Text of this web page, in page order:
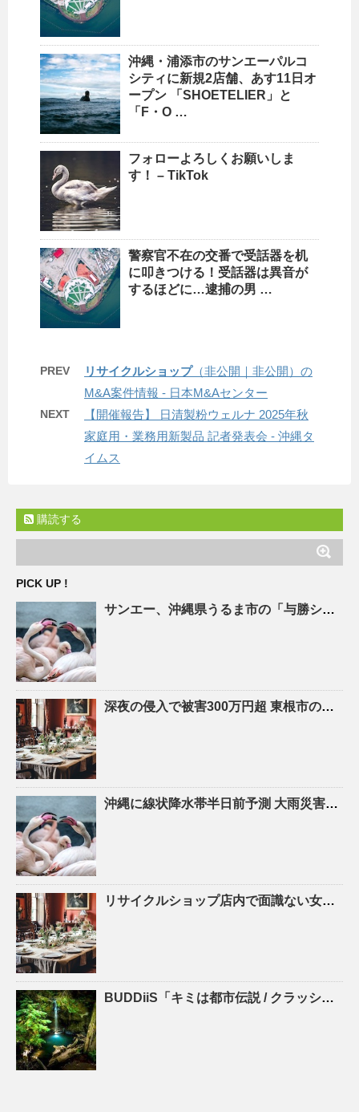
沖縄 ・浦添市のサンエーパルコ
シティに新規2店舗、あす11日オ
ープン 「SHOETELIER」と
「F・O …
フォローよろしくお願いしま
す！ – TikTok
警察官不在の交番で受話器を机
に叩きつける！受話器は異音が
するほどに…逮捕の男 …
PREV リサイクルショップ（非公開｜非公開）の
M&A案件情報 - 日本M&Aセンター
NEXT
【開催報告】 日清製粉ウェルナ 2025年秋
家庭用・業務用新製品 記者発表会 - 沖縄タ
イムス
購読する
PICK UP !
サンエー、 沖縄県うるま市の「与勝シティ」でZEB Ready認証を取得 | 流通・小売業界で働く人の …
深夜の侵入で被害300万円超 東根市の
リサ
沖縄に線状降水帯半日前予測 大雨災害の危険度が急激に高まる恐れ 気象庁 | khb東日本放送
リサイクルショップ店内で面識ない女子高校生の首をシャープペンシルで刺す 41歳の男を殺人未遂 …
BUDDiiS「キミは都市伝説 / クラッシュパラダイス」初回生産限定盤 Type-B – ナタリー